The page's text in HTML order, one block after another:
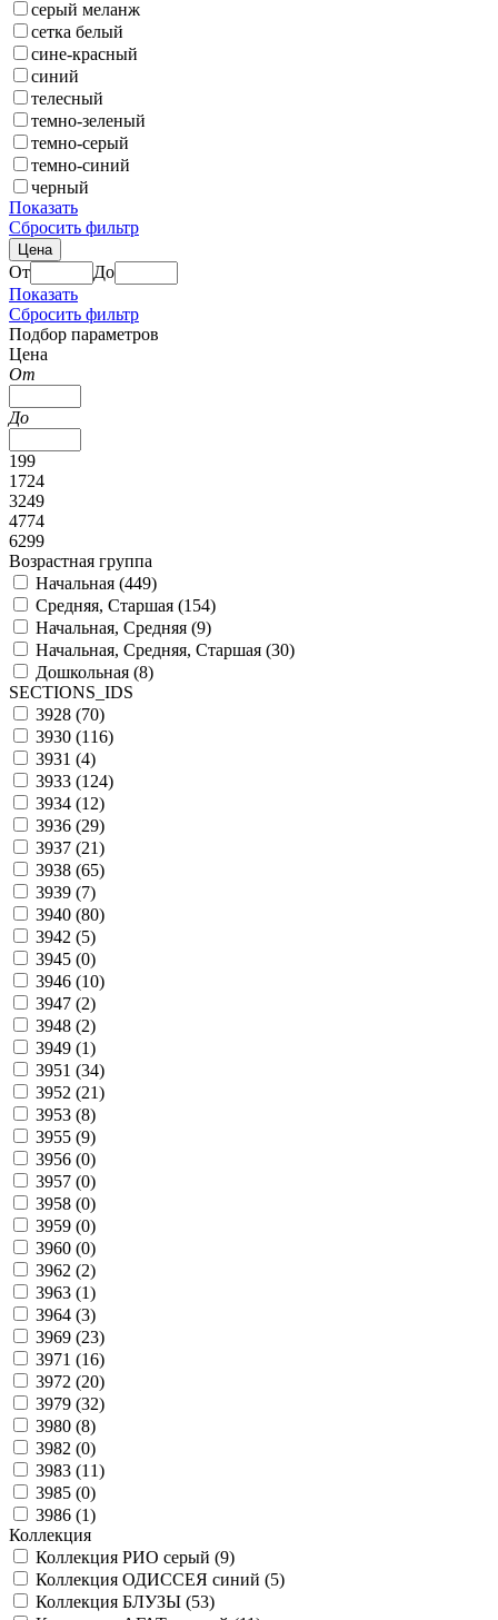
серый меланж
сетка белый
сине-красный
синий
телесный
темно-зеленый
темно-серый
темно-синий
черный
Показать
Сбросить фильтр
Цена
От
До
Показать
Сбросить фильтр
Подбор параметров
Цена
От
До
199
1724
3249
4774
6299
Возрастная группа
Начальная (449)
Средняя, Старшая (154)
Начальная, Средняя (9)
Начальная, Средняя, Старшая (30)
Дошкольная (8)
SECTIONS_IDS
3928 (70)
3930 (116)
3931 (4)
3933 (124)
3934 (12)
3936 (29)
3937 (21)
3938 (65)
3939 (7)
3940 (80)
3942 (5)
3945 (0)
3946 (10)
3947 (2)
3948 (2)
3949 (1)
3951 (34)
3952 (21)
3953 (8)
3955 (9)
3956 (0)
3957 (0)
3958 (0)
3959 (0)
3960 (0)
3962 (2)
3963 (1)
3964 (3)
3969 (23)
3971 (16)
3972 (20)
3979 (32)
3980 (8)
3982 (0)
3983 (11)
3985 (0)
3986 (1)
Коллекция
Коллекция РИО серый (9)
Коллекция ОДИССЕЯ синий (5)
Коллекция БЛУЗЫ (53)